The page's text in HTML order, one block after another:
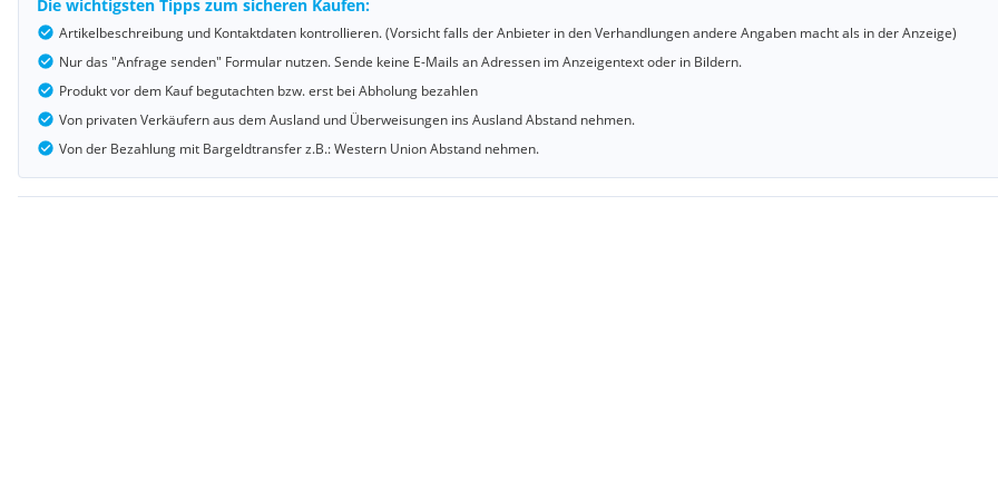
Die wichtigsten Tipps zum sicheren Kaufen:
Artikelbeschreibung und Kontaktdaten kontrollieren. (Vorsicht falls der Anbieter in den Verhandlungen andere Angaben macht als in der Anzeige)
Nur das "Anfrage senden" Formular nutzen. Sende keine E-Mails an Adressen im Anzeigentext oder in Bildern.
Produkt vor dem Kauf begutachten bzw. erst bei Abholung bezahlen
Von privaten Verkäufern aus dem Ausland und Überweisungen ins Ausland Abstand nehmen.
Von der Bezahlung mit Bargeldtransfer z.B.: Western Union Abstand nehmen.